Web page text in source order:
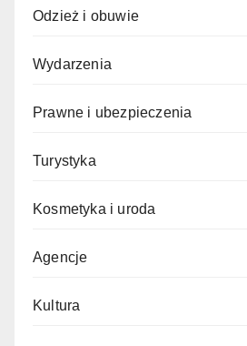
Odzież i obuwie
Wydarzenia
Prawne i ubezpieczenia
Turystyka
Kosmetyka i uroda
Agencje
Kultura